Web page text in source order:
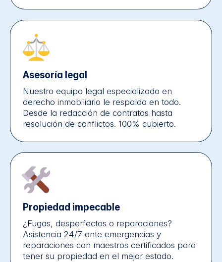
Asesoría legal
Nuestro equipo legal especializado en
derecho inmobiliario le respalda en todo.
Desde la redacción de contratos hasta
resolución de conflictos. 100% cubierto.
Propiedad impecable
¿Fugas, desperfectos o reparaciones?
Asistencia 24/7 ante emergencias y
reparaciones con maestros certificados para
tener su propiedad en el mejor estado.